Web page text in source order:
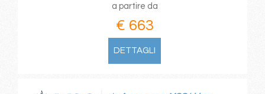
a partire da
€ 663
DETTAGLI